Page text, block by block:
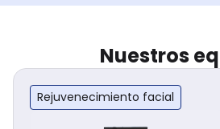
Nuestros
Rejuvenecimiento facial